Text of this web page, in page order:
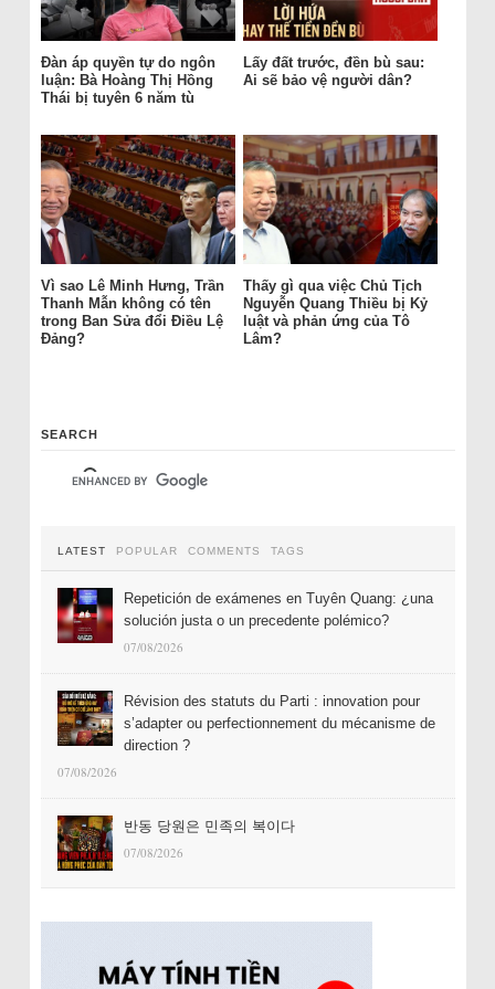
Đàn áp quyền tự do ngôn
luận: Bà Hoàng Thị Hồng
Thái bị tuyên 6 năm tù
Lấy đất trước, đền bù sau:
Ai sẽ bảo vệ người dân?
Vì sao Lê Minh Hưng, Trần
Thanh Mẫn không có tên
trong Ban Sửa đổi Điều Lệ
Đảng?
Thấy gì qua việc Chủ Tịch
Nguyễn Quang Thiều bị Kỷ
luật và phản ứng của Tô
Lâm?
SEARCH
LATEST POPULAR COMMENTS TAGS
Repetición de exámenes en Tuyên Quang: ¿una
solución justa o un precedente polémico?
07/08/2026
Révision des statuts du Parti : innovation pour
s’adapter ou perfectionnement du mécanisme de
direction ?
07/08/2026
반동 당원은 민족의 복이다
07/08/2026